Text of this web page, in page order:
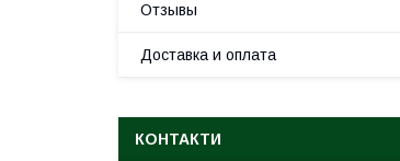
Отзывы
Доставка и оплата
КОНТАКТИ